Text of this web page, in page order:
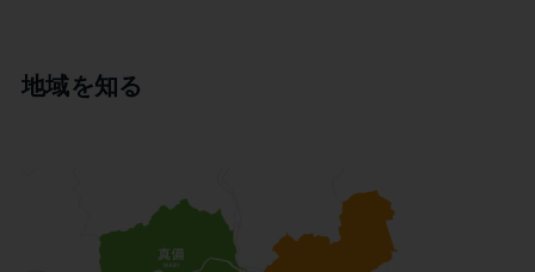
地域を知る